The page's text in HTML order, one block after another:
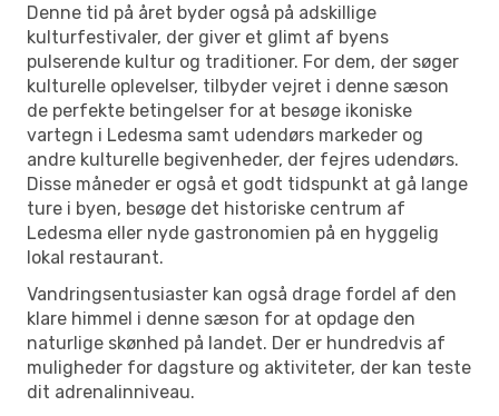
Denne tid på året byder også på adskillige
kulturfestivaler, der giver et glimt af byens
pulserende kultur og traditioner. For dem, der søger
kulturelle oplevelser, tilbyder vejret i denne sæson
de perfekte betingelser for at besøge ikoniske
vartegn i Ledesma samt udendørs markeder og
andre kulturelle begivenheder, der fejres udendørs.
Disse måneder er også et godt tidspunkt at gå lange
ture i byen, besøge det historiske centrum af
Ledesma eller nyde gastronomien på en hyggelig
lokal restaurant.
Vandringsentusiaster kan også drage fordel af den
klare himmel i denne sæson for at opdage den
naturlige skønhed på landet. Der er hundredvis af
muligheder for dagsture og aktiviteter, der kan teste
dit adrenalinniveau.